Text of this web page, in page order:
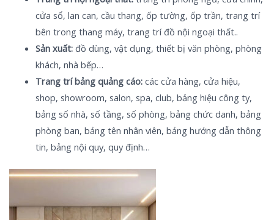
cửa sổ, lan can, cầu thang, ốp tường, ốp trần, trang trí
bên trong thang máy, trang trí đồ nội ngoại thất..
Sản xuất: đồ dùng, vật dụng, thiết bị văn phòng, phòng
khách, nhà bếp…
Trang trí bảng quảng cáo: các cửa hàng, cửa hiệu,
shop, showroom, salon, spa, club, bảng hiệu công ty,
bảng số nhà, số tầng, số phòng, bảng chức danh, bảng
phòng ban, bảng tên nhân viên, bảng hướng dẫn thông
tin, bảng nội quy, quy định…